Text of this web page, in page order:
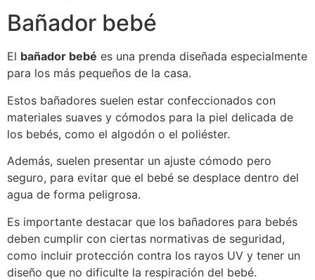
Bañador bebé
El bañador bebé es una prenda diseñada especialmente
para los más pequeños de la casa.
Estos bañadores suelen estar confeccionados con
materiales suaves y cómodos para la piel delicada de
los bebés, como el algodón o el poliéster.
Además, suelen presentar un ajuste cómodo pero
seguro, para evitar que el bebé se desplace dentro del
agua de forma peligrosa.
Es importante destacar que los bañadores para bebés
deben cumplir con ciertas normativas de seguridad,
como incluir protección contra los rayos UV y tener un
diseño que no dificulte la respiración del bebé.